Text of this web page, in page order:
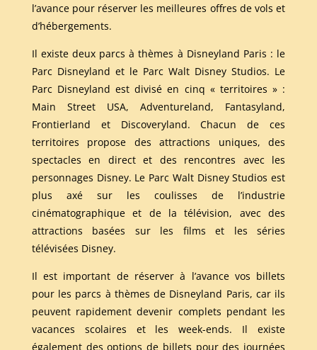
l’avance pour réserver les meilleures offres de vols et
d’hébergements.
Il existe deux parcs à thèmes à Disneyland Paris : le
Parc Disneyland et le Parc Walt Disney Studios. Le
Parc Disneyland est divisé en cinq « territoires » :
Main Street USA, Adventureland, Fantasyland,
Frontierland et Discoveryland. Chacun de ces
territoires propose des attractions uniques, des
spectacles en direct et des rencontres avec les
personnages Disney. Le Parc Walt Disney Studios est
plus axé sur les coulisses de l’industrie
cinématographique et de la télévision, avec des
attractions basées sur les films et les séries
télévisées Disney.
Il est important de réserver à l’avance vos billets
pour les parcs à thèmes de Disneyland Paris, car ils
peuvent rapidement devenir complets pendant les
vacances scolaires et les week-ends. Il existe
également des options de billets pour des journées